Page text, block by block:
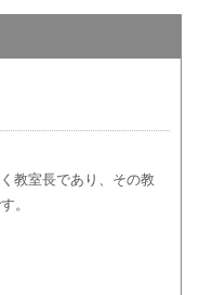
教室長であり、その教
。